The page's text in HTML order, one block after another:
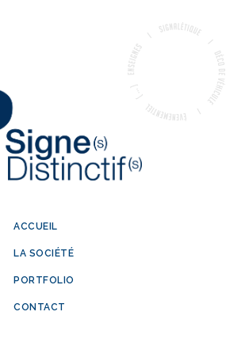
ACCUEIL
LA SOCIÉTÉ
PORTFOLIO
CONTACT